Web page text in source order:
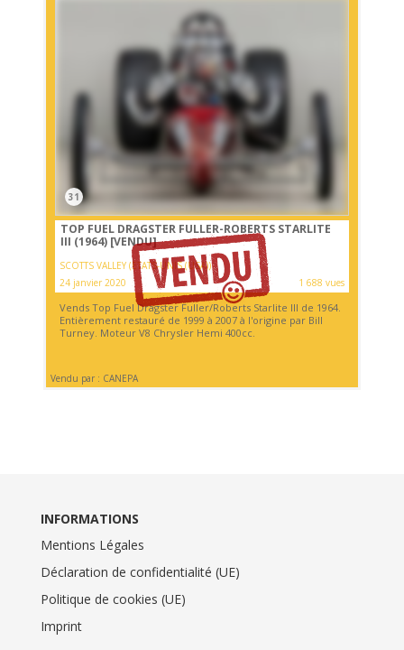
31
TOP FUEL DRAGSTER FULLER-ROBERTS STARLITE
III (1964) [VENDU]
SCOTTS VALLEY (ETATS-UNIS (USA))
24 janvier 2020
1 688 vues
Vends Top Fuel Dragster Fuller/Roberts Starlite III de 1964.
Entièrement restauré de 1999 à 2007 à l'origine par Bill
Turney. Moteur V8 Chrysler Hemi 400cc.
Vendu par : CANEPA
INFORMATIONS
Mentions Légales
Déclaration de confidentialité (UE)
Politique de cookies (UE)
Imprint